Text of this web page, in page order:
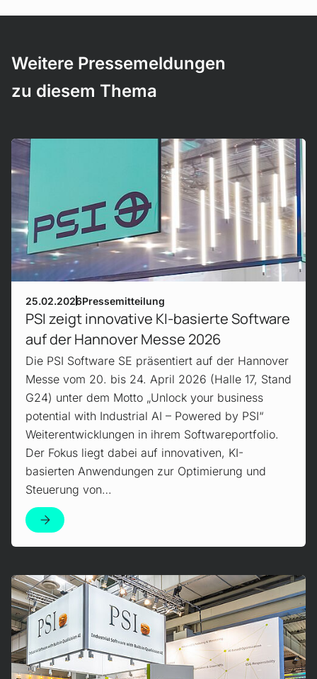
Weitere Pressemeldungen
zu diesem Thema
25.02.2026Pressemitteilung
PSI zeigt innovative KI-basierte Software
auf der Hannover Messe 2026
Die PSI Software SE präsentiert auf der Hannover
Messe vom 20. bis 24. April 2026 (Halle 17, Stand
G24) unter dem Motto „Unlock your business
potential with Industrial AI – Powered by PSI“
Weiterentwicklungen in ihrem Softwareportfolio.
Der Fokus liegt dabei auf innovativen, KI-
basierten Anwendungen zur Optimierung und
Steuerung von…
Mehr erfahren!